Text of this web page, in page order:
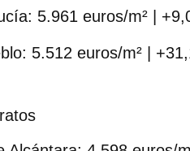
: 5.961 euros/m² |
: 5.512 euros/m² |